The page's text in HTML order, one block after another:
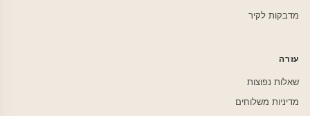
מדבקות לקיר
עזרה
שאלות נפוצות
מדיניות משלוחים